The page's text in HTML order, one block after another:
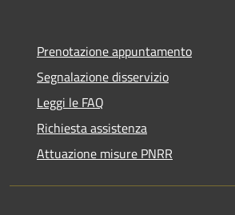
Prenotazione appuntamento
Segnalazione disservizio
Leggi le FAQ
Richiesta assistenza
Attuazione misure PNRR